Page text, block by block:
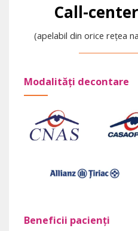
Call-
(apelabil din orice rețea
Modalități decontare
Beneficii pacienți